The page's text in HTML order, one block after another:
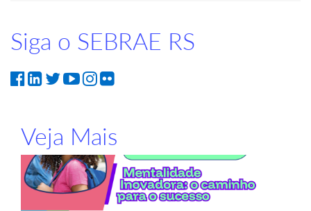
Siga o SEBRAE RS
Veja Mais